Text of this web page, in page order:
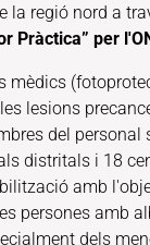
la regió nord a
Pràctica” per
mèdics
lesions
del personal
distritals i 18
amb
persones amb
dels